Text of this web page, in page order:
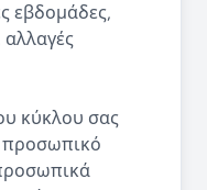
εβδομάδες,
αλλαγές
κύκλου σας
προσωπικό